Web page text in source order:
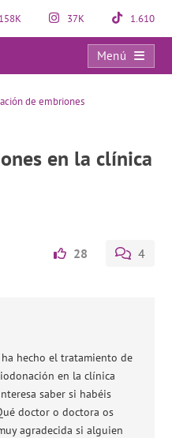
158K 37K 1.610
Menú
Adopción de embriones en la clínica CREA Valencia
de embriones
en la clínica
28 4
hecho el tratamiento de
en la clínica
saber si habéis
doctor o doctora os
agradecida si alguien